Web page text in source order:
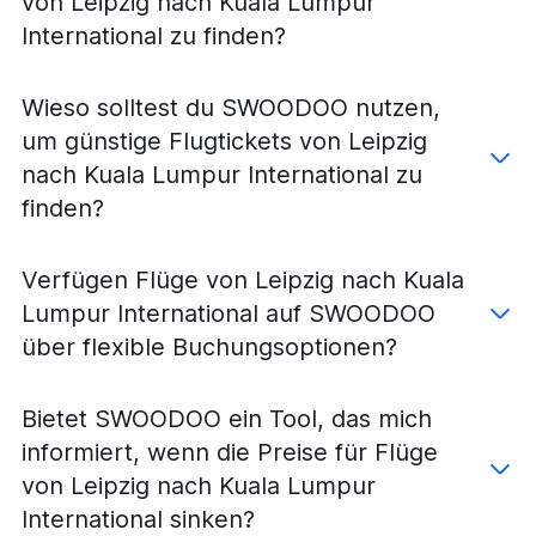
International zu finden?
Wieso solltest du SWOODOO nutzen,
um günstige Flugtickets von Leipzig
nach Kuala Lumpur International zu
finden?
Verfügen Flüge von Leipzig nach Kuala
Lumpur International auf SWOODOO
über flexible Buchungsoptionen?
Bietet SWOODOO ein Tool, das mich
informiert, wenn die Preise für Flüge
von Leipzig nach Kuala Lumpur
International sinken?